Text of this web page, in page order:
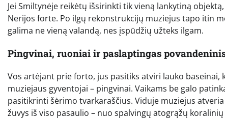
Jei Smiltynėje reikėtų išsirinkti tik vieną lankytiną
Nerijos forte. Po ilgų rekonstrukcijų muziejus tapo itin
galima ne vieną valandą, nes įspūdžių užteks ilgam.
Pingvinai, ruoniai ir paslaptingas
Vos artėjant prie forto, jus pasitiks atviri lauko
muziejaus gyventojai – pingvinai. Vaikams be galo
pasitikrinti šėrimo tvarkaraščius. Viduje muziejus
žuvys iš viso pasaulio – nuo spalvingų atogrąžų